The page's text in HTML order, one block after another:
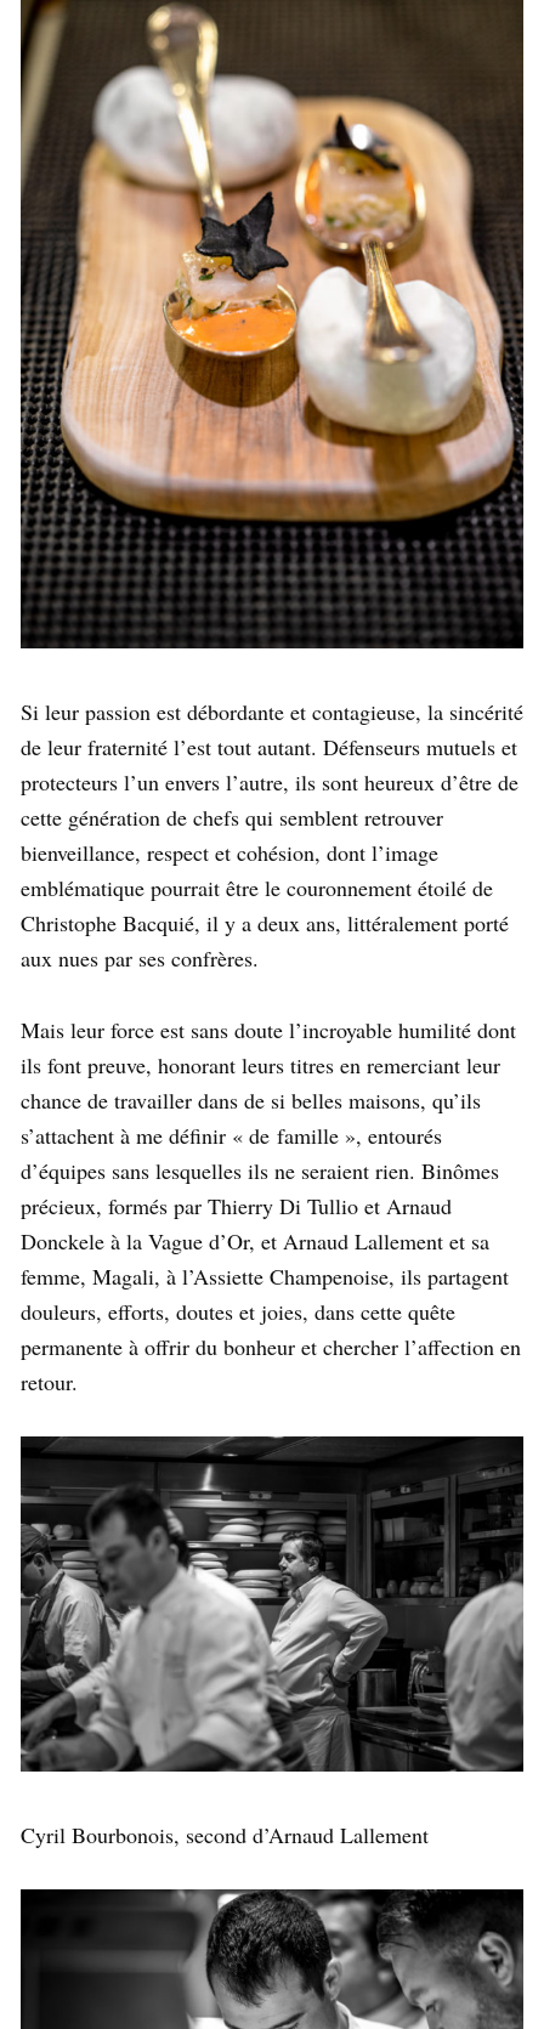
Si leur passion est débordante et contagieuse, la sincérité
de leur fraternité l’est tout autant. Défenseurs mutuels et
protecteurs l’un envers l’autre, ils sont heureux d’être de
cette génération de chefs qui semblent retrouver
bienveillance, respect et cohésion, dont l’image
emblématique pourrait être le couronnement étoilé de
Christophe Bacquié, il y a deux ans, littéralement porté
aux nues par ses confrères.
Mais leur force est sans doute l’incroyable humilité dont
ils font preuve, honorant leurs titres en remerciant leur
chance de travailler dans de si belles maisons, qu’ils
s’attachent à me définir « de famille », entourés
d’équipes sans lesquelles ils ne seraient rien. Binômes
précieux, formés par Thierry Di Tullio et Arnaud
Donckele à la Vague d’Or, et Arnaud Lallement et sa
femme, Magali, à l’Assiette Champenoise, ils partagent
douleurs, efforts, doutes et joies, dans cette quête
permanente à offrir du bonheur et chercher l’affection en
retour.
Cyril Bourbonois, second d’Arnaud Lallement